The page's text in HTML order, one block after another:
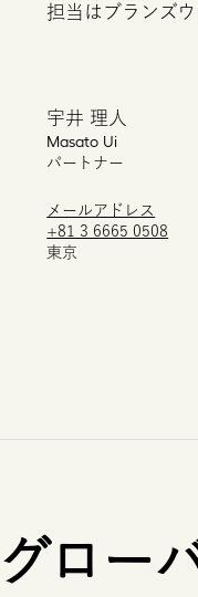
担当はブランズ
宇井 理人
Masato Ui
パートナー
メールアドレス
+81 3 6665 0508
東京
ロー